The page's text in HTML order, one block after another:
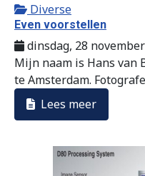
Diverse
Even voorstellen
dinsdag, 28
Mijn naam is Hans van
te Amsterdam.
Lees meer